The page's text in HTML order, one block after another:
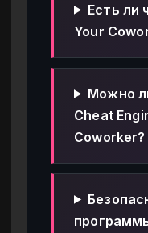
Есть ли
Your
Можно
Cheat
Coworker?